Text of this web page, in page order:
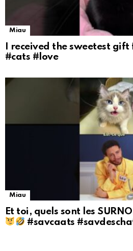
Miau
I received the sweetest
#cats #love
Miau
Et toi, quels sont les
#savcaats